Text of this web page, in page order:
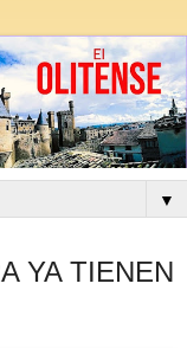
▼
YA TIENEN